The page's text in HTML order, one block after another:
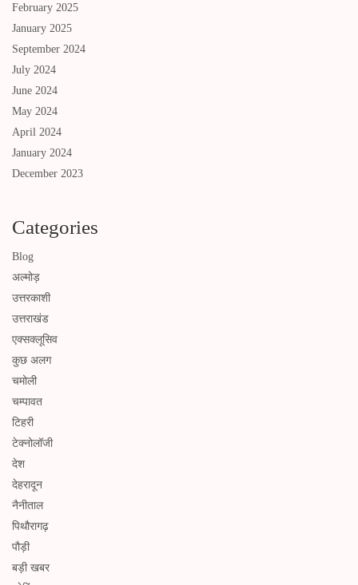
February 2025
January 2025
September 2024
July 2024
June 2024
May 2024
April 2024
January 2024
December 2023
Categories
Blog
अल्मोड़
उत्तरकाशी
उत्तराखंड
एक्सक्लूसिव
कुछ अलग
चमोली
चम्पावत
टिहरी
टेक्नोलॉजी
देश
देहरादून
नैनीताल
पिथौरागढ़
पौड़ी
बड़ी खबर